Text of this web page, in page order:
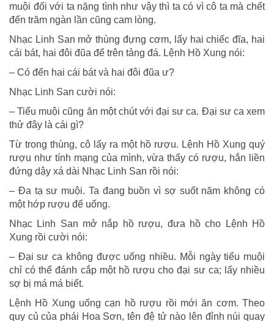
muội đối với ta nặng tình như vậy thì ta có vì cô ta mà chết
đến trăm ngàn lần cũng cam lòng.
Nhạc Linh San mở thùng đựng cơm, lấy hai chiếc đĩa, hai
cái bát, hai đôi đũa để trên tảng đá. Lệnh Hồ Xung nói:
– Có đến hai cái bát và hai đôi đũa ư?
Nhạc Linh San cười nói:
– Tiểu muội cũng ăn một chút với đại sư ca. Đại sư ca xem
thử đây là cái gì?
Từ trong thùng, cô lấy ra một hồ rượu. Lệnh Hồ Xung quý
rượu như tính mạng của mình, vừa thấy có rượu, hắn liền
đứng dậy xá dài Nhạc Linh San rồi nói:
– Đa tạ sư muội. Ta đang buồn vì sợ suốt năm không có
một hớp rượu để uống.
Nhạc Linh San mở nắp hồ rượu, đưa hồ cho Lệnh Hồ
Xung rồi cười nói:
– Đại sư ca không được uống nhiều. Mỗi ngày tiểu muội
chỉ có thể đánh cắp một hồ rượu cho đại sư ca; lấy nhiều
sợ bị má má biết.
Lệnh Hồ Xung uống cạn hồ rượu rồi mới ăn cơm. Theo
quy củ của phái Hoa Sơn, tên đệ tử nào lên đỉnh núi quay